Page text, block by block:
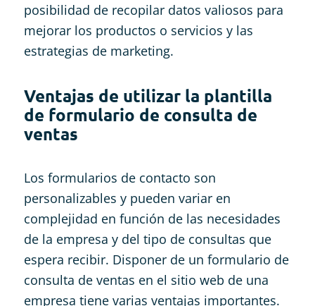
posibilidad de recopilar datos valiosos para
mejorar los productos o servicios y las
estrategias de marketing.
Ventajas de utilizar la plantilla
de formulario de consulta de
ventas
Los formularios de contacto son
personalizables y pueden variar en
complejidad en función de las necesidades
de la empresa y del tipo de consultas que
espera recibir. Disponer de un formulario de
consulta de ventas en el sitio web de una
empresa tiene varias ventajas importantes.